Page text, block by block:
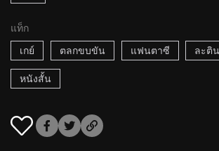
แท็ก
เกย์
ตลกขบขัน แฟนตาซี ละติ
หนังสั้น